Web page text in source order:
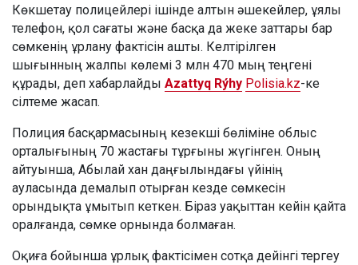
Көкшетау полицейлері ішінде алтын әшекейлер, ұялы
телефон, қол сағаты және басқа да жеке заттары бар
сөмкенің ұрлану фактісін ашты. Келтірілген
шығынның жалпы көлемі 3 млн 470 мың теңгені
құрады, деп хабарлайды Azattyq Rýhy Polisia.kz-ке
сілтеме жасап.
Полиция басқармасының кезекші бөліміне облыс
орталығының 70 жастағы тұрғыны жүгінген. Оның
айтуынша, Абылай хан даңғылындағы үйінің
ауласында демалып отырған кезде сөмкесін
орындықта ұмытып кеткен. Біраз уақыттан кейін қайта
оралғанда, сөмке орнында болмаған.
Оқиға бойынша ұрлық фактісімен сотқа дейінгі тергеу